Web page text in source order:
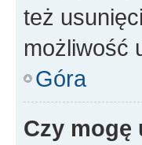
też
możliwość
Góra
Czy mogę